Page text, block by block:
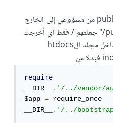
قمت بنقل محتويات ملف public من مشؤوعي إلى الخارج
خطوة يعني بدلا من "/public/" جعلتهم / فقط أي أخرجت
require
__DIR__.'/../vendor/
$app = require_once
__DIR__.'/../